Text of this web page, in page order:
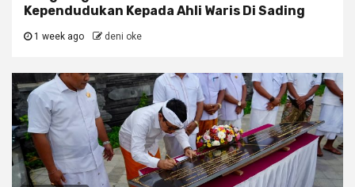
Kependudukan Kepada Ahli Waris Di Sading
1 week ago deni oke